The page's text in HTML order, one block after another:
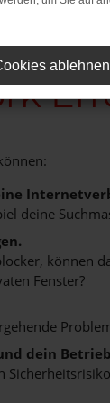
deine
können
Fenster?
dein
ablehnen